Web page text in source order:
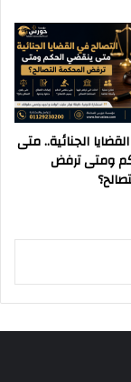
الجنائية.. متى
ومتى ترفض